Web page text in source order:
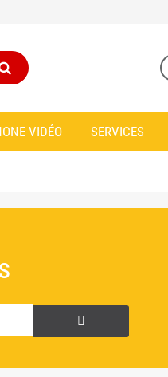
VIDÉO SERVICES